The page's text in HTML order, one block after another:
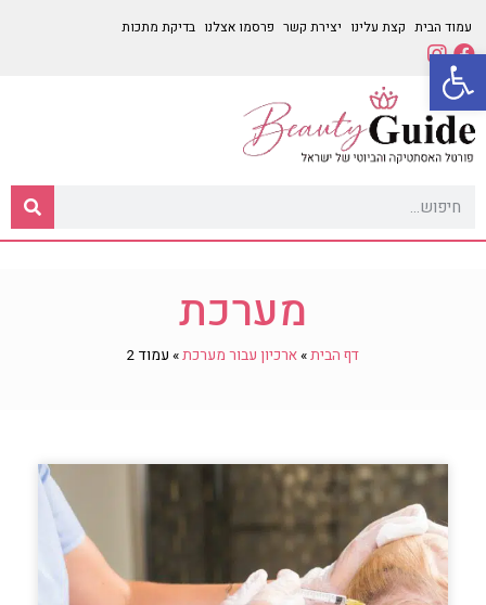
עמוד הבית קצת עלינו יצירת קשר פרסמו אצלנו בדיקת מתכות
מערכת
דף הבית»ארכיון עבור מערכת» עמוד 2
פתח סרגל נגישות